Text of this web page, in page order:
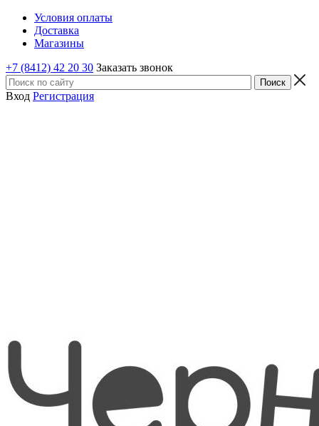
Условия оплаты
Доставка
Магазины
+7 (8412) 42 20 30 Заказать звонок
Вход Регистрация